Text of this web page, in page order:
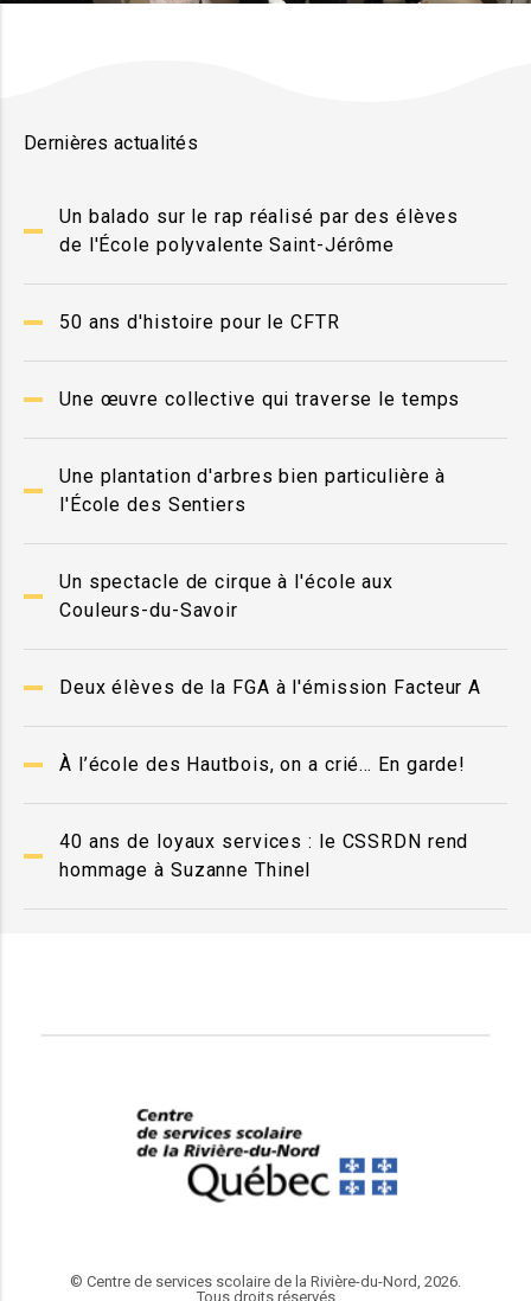
Dernières actualités
Un balado sur le rap réalisé par des élèves
de l'École polyvalente Saint-Jérôme
50 ans d'histoire pour le CFTR
Une œuvre collective qui traverse le temps
Une plantation d'arbres bien particulière à
l'École des Sentiers
Un spectacle de cirque à l'école aux
Couleurs-du-Savoir
Deux élèves de la FGA à l'émission Facteur A
À l’école des Hautbois, on a crié… En garde!
40 ans de loyaux services : le CSSRDN rend
hommage à Suzanne Thinel
© Centre de services scolaire de la Rivière-du-Nord, 2026.
Tous droits réservés